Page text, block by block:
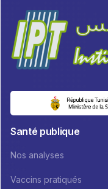
Santé publique
Nos analyses
Vaccins pratiqués